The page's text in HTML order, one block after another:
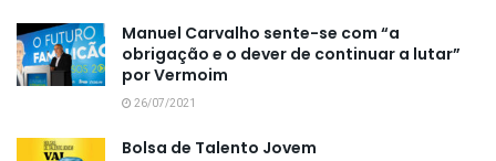
Manuel Carvalho sente-se com “a
obrigação e o dever de continuar a lutar”
por Vermoim
26/07/2021
Bolsa de Talento Jovem